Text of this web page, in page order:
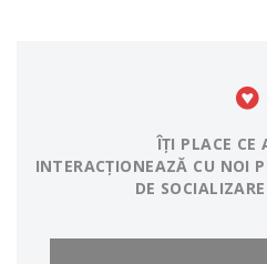
ÎȚI PLACE CE
INTERACȚIONEAZĂ CU NOI
DE